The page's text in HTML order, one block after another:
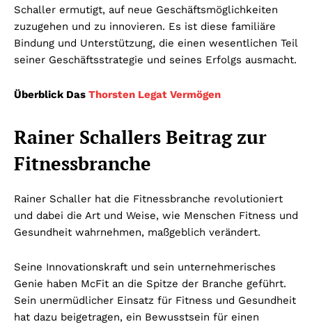
Schaller ermutigt, auf neue Geschäftsmöglichkeiten
zuzugehen und zu innovieren. Es ist diese familiäre
Bindung und Unterstützung, die einen wesentlichen Teil
seiner Geschäftsstrategie und seines Erfolgs ausmacht.
Überblick Das Thorsten Legat Vermögen
Rainer Schallers Beitrag zur
Fitnessbranche
Rainer Schaller hat die Fitnessbranche revolutioniert
und dabei die Art und Weise, wie Menschen Fitness und
Gesundheit wahrnehmen, maßgeblich verändert.
Seine Innovationskraft und sein unternehmerisches
Genie haben McFit an die Spitze der Branche geführt.
Sein unermüdlicher Einsatz für Fitness und Gesundheit
hat dazu beigetragen, ein Bewusstsein für einen